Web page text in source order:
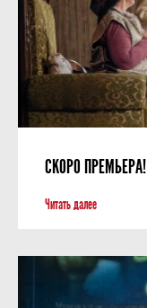
СКОРО ПРЕМЬЕРА!
Читать далее